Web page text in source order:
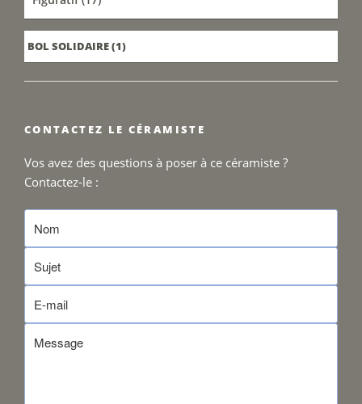
BOL SOLIDAIRE(1)
CONTACTEZ LE CÉRAMISTE
Vos avez des questions à poser à ce céramiste ?
Contactez-le :